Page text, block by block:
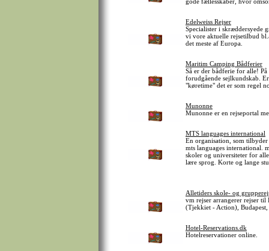
Edelweiss Rejser
Specialister i skræddersyede
vi vore aktuelle rejsetilbud
det meste af Europa.
Maritim Camping Bådferier
Så er der bådferie for alle!
forudgående sejlkundskab.
"køretime" det er som regel
Munonne
Munonne er en rejseportal
MTS languages international
En organisation, som
mts languages international.
skoler og universiteter for
lære sprog. Korte og lange
Alletiders skole- og
vm rejser arrangerer rejser til
(Tjekkiet - Action),
Hotel-Reservations.dk
Hotelreservationer online.